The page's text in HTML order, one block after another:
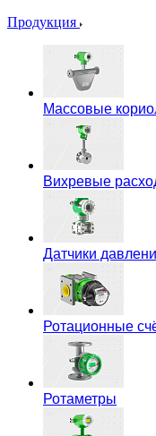
Продукция
Массовые
Вихревые
Датчики
Ротационные
Ротаметры